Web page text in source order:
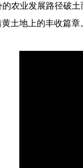
农业发展路径破
土地上的丰收篇章